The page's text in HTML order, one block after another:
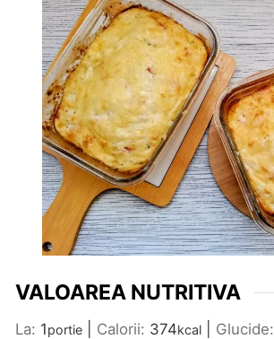
VALOAREA NUTRITIVA
La: 1portie Calorii: 374kcal Glucide: